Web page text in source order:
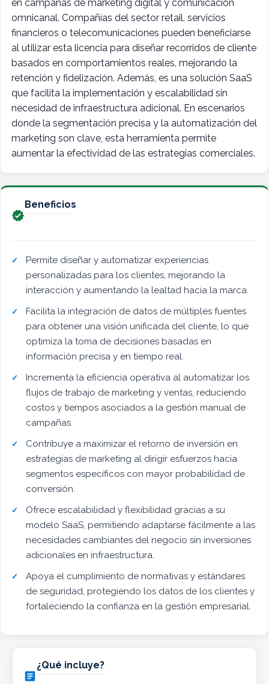
en campañas de marketing digital y comunicación
omnicanal. Compañías del sector retail, servicios
financieros o telecomunicaciones pueden beneficiarse
al utilizar esta licencia para diseñar recorridos de cliente
basados en comportamientos reales, mejorando la
retención y fidelización. Además, es una solución SaaS
que facilita la implementación y escalabilidad sin
necesidad de infraestructura adicional. En escenarios
donde la segmentación precisa y la automatización del
marketing son clave, esta herramienta permite
aumentar la efectividad de las estrategias comerciales.

Beneficios
Permite diseñar y automatizar experiencias
personalizadas para los clientes, mejorando la
interacción y aumentando la lealtad hacia la marca.
Facilita la integración de datos de múltiples fuentes
para obtener una visión unificada del cliente, lo que
optimiza la toma de decisiones basadas en
información precisa y en tiempo real.
Incrementa la eficiencia operativa al automatizar los
flujos de trabajo de marketing y ventas, reduciendo
costos y tiempos asociados a la gestión manual de
campañas.
Contribuye a maximizar el retorno de inversión en
estrategias de marketing al dirigir esfuerzos hacia
segmentos específicos con mayor probabilidad de
conversión.
Ofrece escalabilidad y flexibilidad gracias a su
modelo SaaS, permitiendo adaptarse fácilmente a las
necesidades cambiantes del negocio sin inversiones
adicionales en infraestructura.
Apoya el cumplimiento de normativas y estándares
de seguridad, protegiendo los datos de los clientes y
fortaleciendo la confianza en la gestión empresarial.

¿Qué incluye?